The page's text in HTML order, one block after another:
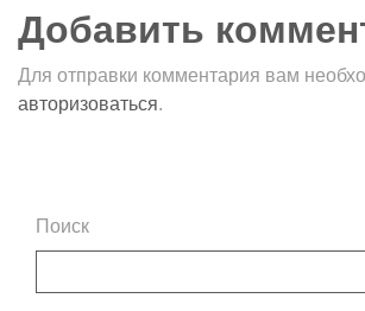
Добавить
Для отправки комментария вам
авторизоваться.
Поиск